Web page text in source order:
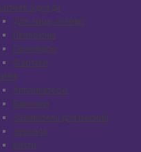
одежда
Для лица, головы
Пелерины
Пеньюары
Фартуки
Аппликаторы
Баночки
Завиватель для ресниц
Зеркала
Кисти